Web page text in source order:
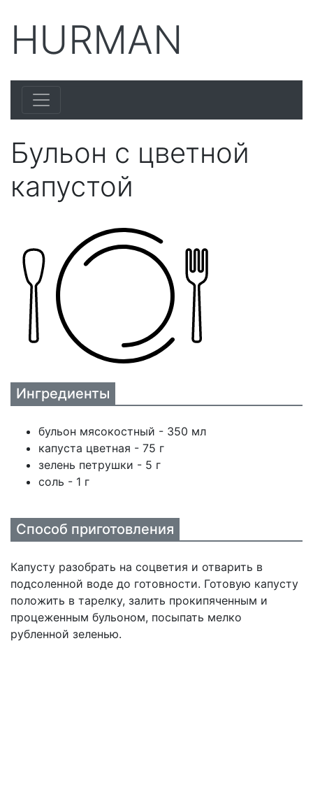
HURMAN
Бульон с цветной
капустой
Ингредиенты
бульон мясокостный - 350 мл
капуста цветная - 75 г
зелень петрушки - 5 г
соль - 1 г
Способ приготовления
Капусту разобрать на соцветия и отварить в
подсоленной воде до готовности. Готовую капусту
положить в тарелку, залить прокипяченным и
процеженным бульоном, посыпать мелко
рубленной зеленью.